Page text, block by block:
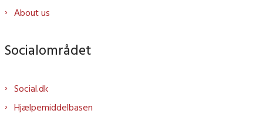
About us
Socialområdet
Social.dk
Hjælpemiddelbasen